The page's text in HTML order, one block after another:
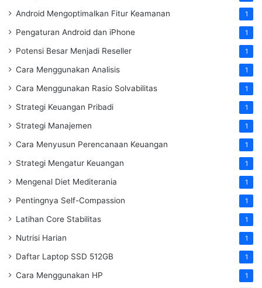
Android Mengoptimalkan Fitur Keamanan 1
Pengaturan Android dan iPhone 1
Potensi Besar Menjadi Reseller 1
Cara Menggunakan Analisis 1
Cara Menggunakan Rasio Solvabilitas 1
Strategi Keuangan Pribadi 1
Strategi Manajemen 1
Cara Menyusun Perencanaan Keuangan 1
Strategi Mengatur Keuangan 1
Mengenal Diet Mediterania 1
Pentingnya Self-Compassion 1
Latihan Core Stabilitas 1
Nutrisi Harian 1
Daftar Laptop SSD 512GB 1
Cara Menggunakan HP 1